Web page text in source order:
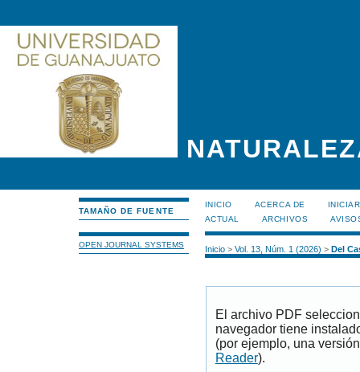
TAMAÑO DE FUENTE
OPEN JOURNAL SYSTEMS
INICIO ACERCA DE
ACTUAL
ARCHIVOS
Inicio> Vol. 13, Núm. 1 (2026) > Del
El archivo PDF
navegador tiene
(por ejemplo, una
Reader).